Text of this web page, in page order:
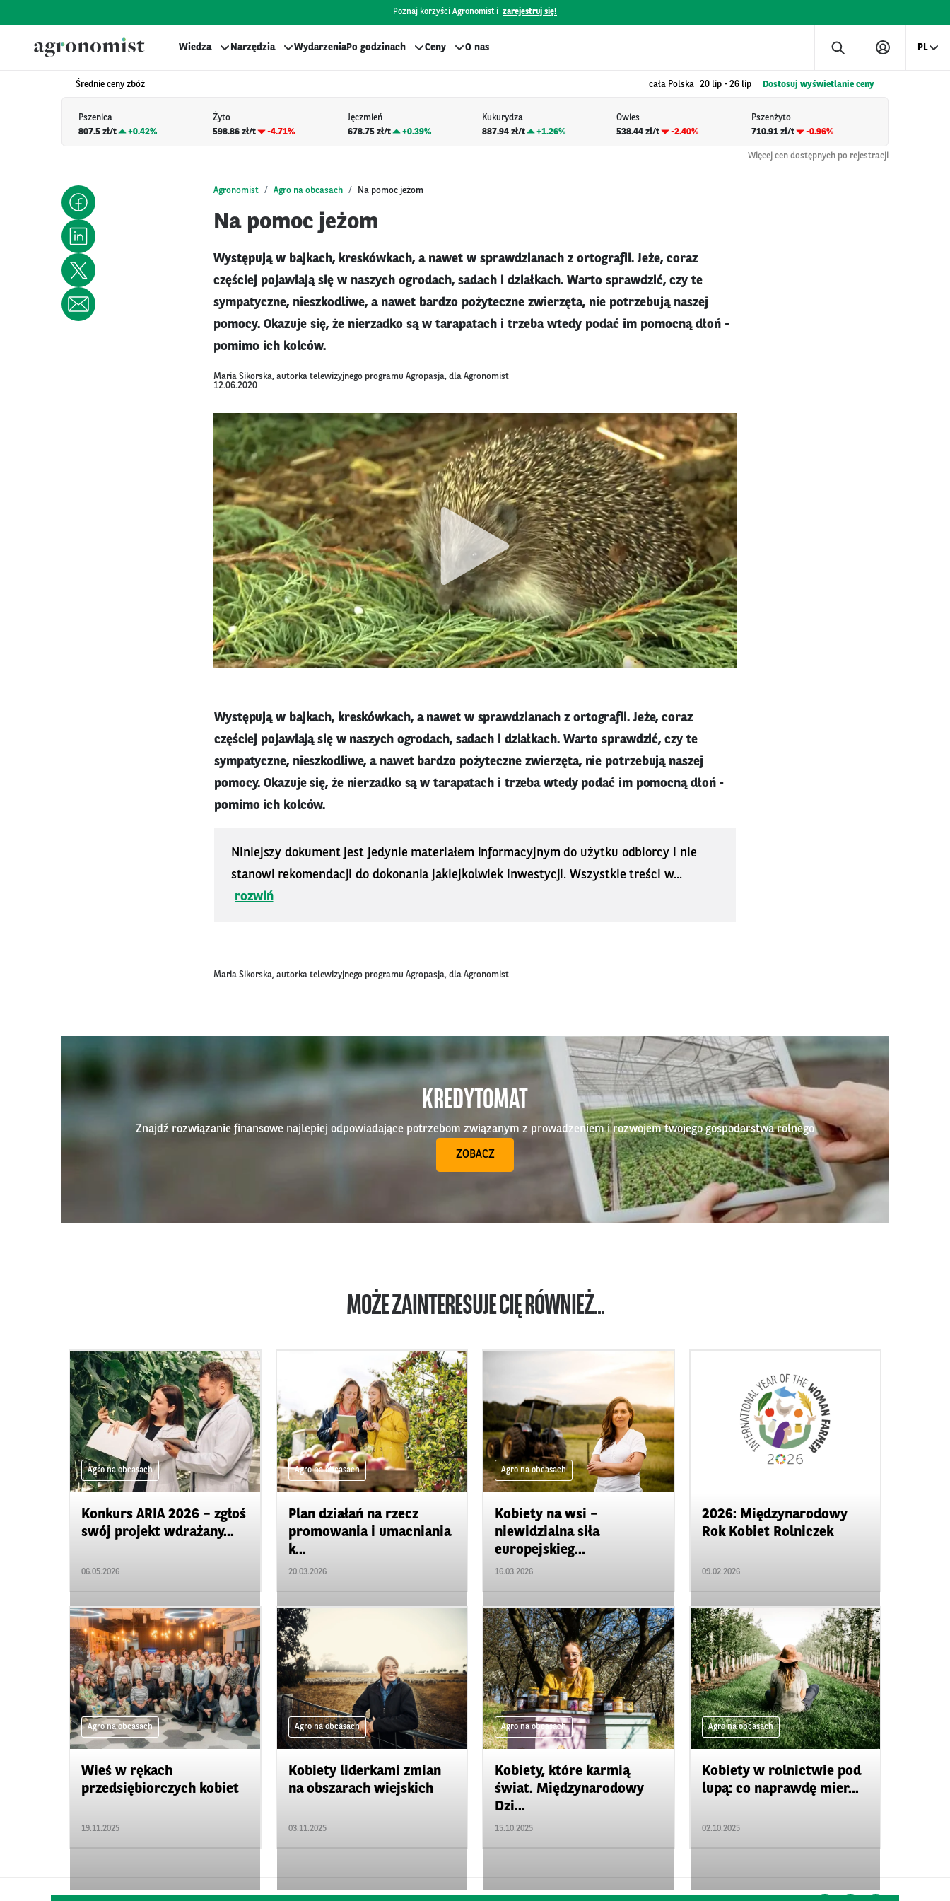
Poznaj korzyści Agronomist i zarejestruj się!
Wiedza Narzędzia WydarzeniaPo godzinach Ceny O nas PL
Średnie ceny zbóż cała Polska 20 lip - 26 lip Dostosuj wyświetlanie ceny
Pszenica
807.5 zł/t
+0.42%
Żyto
598.86 zł/t
-4.71%
Jęczmień
678.75 zł/t
+0.39%
Kukurydza
887.94 zł/t
+1.26%
Owies
538.44 zł/t
-2.40%
Pszenżyto
710.91 zł/t
-0.96%
Więcej cen dostępnych po rejestracji
Agronomist Agro na obcasach Na pomoc jeżom
Na pomoc jeżom
Występują w bajkach, kreskówkach, a nawet w sprawdzianach z ortografii. Jeże, coraz
częściej pojawiają się w naszych ogrodach, sadach i działkach. Warto sprawdzić, czy te
sympatyczne, nieszkodliwe, a nawet bardzo pożyteczne zwierzęta, nie potrzebują naszej
pomocy. Okazuje się, że nierzadko są w tarapatach i trzeba wtedy podać im pomocną dłoń -
pomimo ich kolców.
Maria Sikorska, autorka telewizyjnego programu Agropasja, dla Agronomist
12.06.2020
Występują w bajkach, kreskówkach, a nawet w sprawdzianach z ortografii. Jeże, coraz
częściej pojawiają się w naszych ogrodach, sadach i działkach. Warto sprawdzić, czy te
sympatyczne, nieszkodliwe, a nawet bardzo pożyteczne zwierzęta, nie potrzebują naszej
pomocy. Okazuje się, że nierzadko są w tarapatach i trzeba wtedy podać im pomocną dłoń -
pomimo ich kolców.
Niniejszy dokument jest jedynie materiałem informacyjnym do użytku odbiorcy i nie
stanowi rekomendacji do dokonania jakiejkolwiek inwestycji. Wszystkie treści w...
rozwiń
Maria Sikorska, autorka telewizyjnego programu Agropasja, dla Agronomist
KREDYTOMAT
Znajdź rozwiązanie finansowe najlepiej odpowiadające potrzebom związanym z prowadzeniem i rozwojem twojego gospodarstwa rolnego
ZOBACZ
MOŻE ZAINTERESUJE CIĘ RÓWNIEŻ...
Agro na obcasach
Konkurs ARIA 2026 – zgłoś
swój projekt wdrażany...
06.05.2026
Agro na obcasach
Plan działań na rzecz
promowania i umacniania
k...
20.03.2026
Agro na obcasach
Kobiety na wsi –
niewidzialna siła
europejskieg...
16.03.2026
2026: Międzynarodowy
Rok Kobiet Rolniczek
09.02.2026
Agro na obcasach
Wieś w rękach
przedsiębiorczych kobiet
19.11.2025
Agro na obcasach
Kobiety liderkami zmian
na obszarach wiejskich
03.11.2025
Agro na obcasach
Kobiety, które karmią
świat. Międzynarodowy
Dzi...
15.10.2025
Agro na obcasach
Kobiety w rolnictwie pod
lupą: co naprawdę mier...
02.10.2025